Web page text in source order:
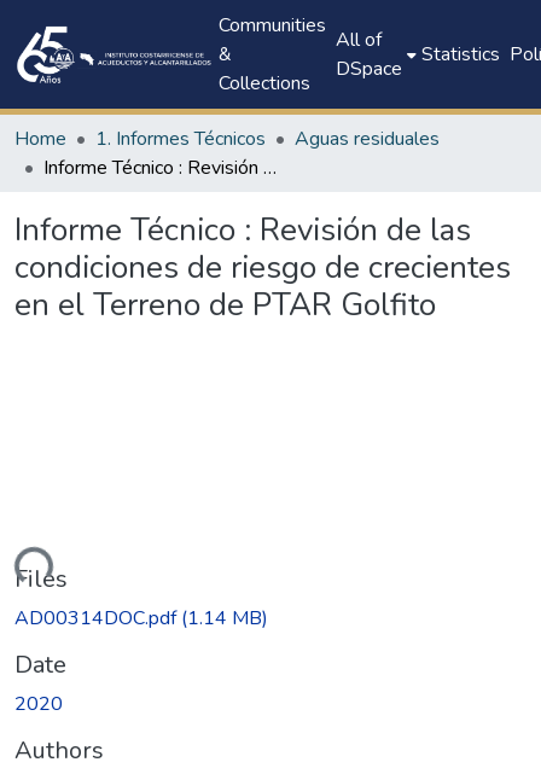
Communities
&
Collections
All of
DSpace
Statistics
Home 1. Informes Técnicos
Aguas residuales
Informe Técnico : Revisión de las condiciones de riesgo de crecientes en el Terreno de PTAR Golfito
Informe Técnico : Revisión de las
condiciones de riesgo de crecientes
en el Terreno de PTAR Golfito
Files
AD00314DOC.pdf(1.14 MB)
Date
2020
Authors